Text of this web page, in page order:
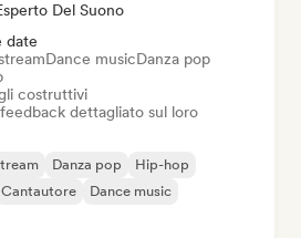
Del Suono
date
Dance musicDanza pop
costruttivi
dettagliato sul loro
Danza pop
Hip-hop
Cantautore
Dance music